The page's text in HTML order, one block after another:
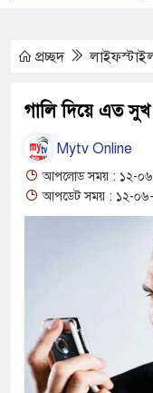
প্রচ্ছদ
গালি দিয়ে এত
Mytv Online
আপলোড সময় : ১২-
আপডেট সময় : ১২-